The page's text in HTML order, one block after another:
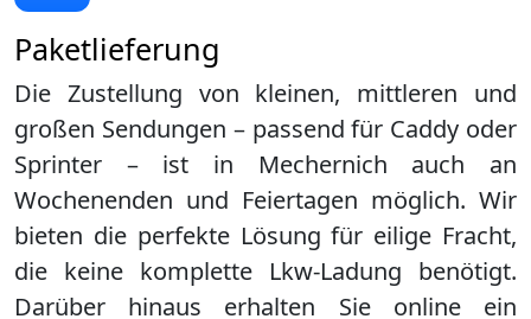
Paketlieferung
Die Zustellung von kleinen, mittleren und
großen Sendungen – passend für Caddy oder
Sprinter – ist in Mechernich auch an
Wochenenden und Feiertagen möglich. Wir
bieten die perfekte Lösung für eilige Fracht,
die keine komplette Lkw-Ladung benötigt.
Darüber hinaus erhalten Sie online ein